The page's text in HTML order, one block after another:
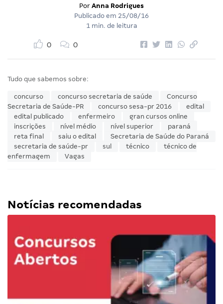
Por Anna Rodrigues
Publicado em 25/08/16
1 min. de leitura
0 0
Tudo que sabemos sobre:
concurso concurso secretaria de saúde
Concurso
Secretaria de Saúde-PR
concurso sesa-pr 2016
edital
edital publicado
enfermeiro
gran cursos online
inscrições
nível médio nível superior
paraná
reta final
saiu o edital
Secretaria de Saúde do Paraná
secretaria de saúde-pr
sul técnico
técnico de
enfermagem
Vagas
Notícias recomendadas